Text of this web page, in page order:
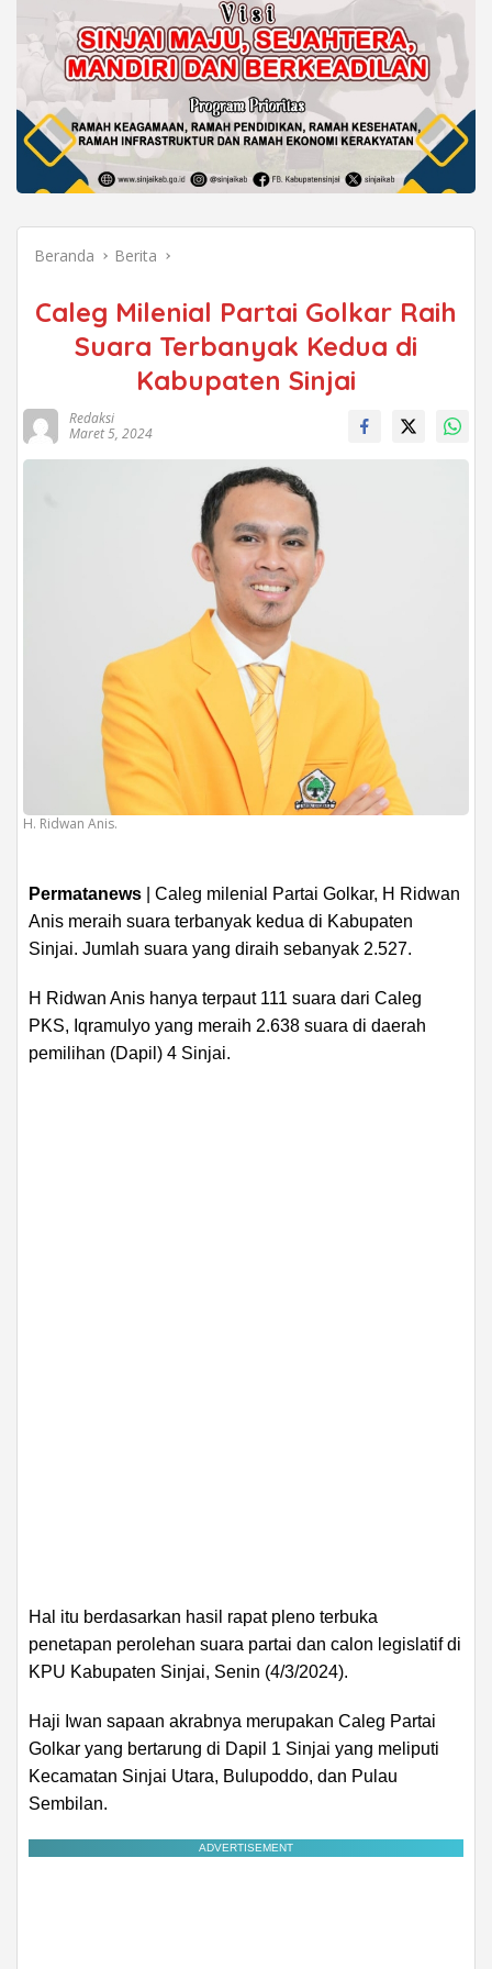
Beranda Berita
Caleg Milenial Partai Golkar Raih
Suara Terbanyak Kedua di
Kabupaten Sinjai
Redaksi
Maret 5, 2024
H. Ridwan Anis.
Permatanews | Caleg milenial Partai Golkar, H Ridwan
Anis meraih suara terbanyak kedua di Kabupaten
Sinjai. Jumlah suara yang diraih sebanyak 2.527.
H Ridwan Anis hanya terpaut 111 suara dari Caleg
PKS, Iqramulyo yang meraih 2.638 suara di daerah
pemilihan (Dapil) 4 Sinjai.
Hal itu berdasarkan hasil rapat pleno terbuka
penetapan perolehan suara partai dan calon legislatif di
KPU Kabupaten Sinjai, Senin (4/3/2024).
Haji Iwan sapaan akrabnya merupakan Caleg Partai
Golkar yang bertarung di Dapil 1 Sinjai yang meliputi
Kecamatan Sinjai Utara, Bulupoddo, dan Pulau
Sembilan.
ADVERTISEMENT